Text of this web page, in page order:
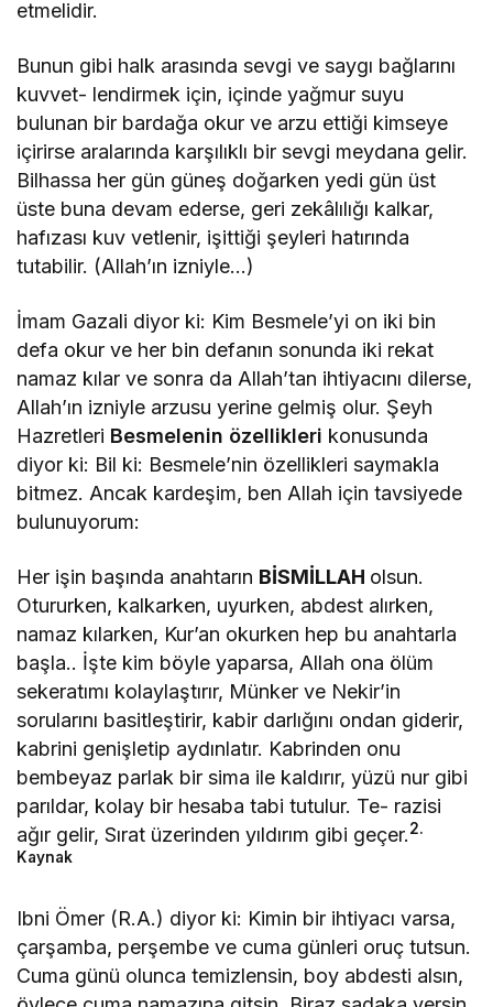
etmelidir.
Bunun gibi halk arasında sevgi ve saygı bağlarını
kuvvet- lendirmek için, içinde yağmur suyu
bulunan bir bardağa okur ve arzu ettiği kimseye
içirirse aralarında karşılıklı bir sevgi meydana gelir.
Bilhassa her gün güneş doğarken yedi gün üst
üste buna devam ederse, geri zekâlılığı kalkar,
hafızası kuv vetlenir, işittiği şeyleri hatırında
tutabilir. (Allah’ın izniyle…)
İmam Gazali diyor ki: Kim Besmele’yi on iki bin
defa okur ve her bin defanın sonunda iki rekat
namaz kılar ve sonra da Allah’tan ihtiyacını dilerse,
Allah’ın izniyle arzusu yerine gelmiş olur. Şeyh
Hazretleri Besmelenin özellikleri konusunda
diyor ki: Bil ki: Besmele’nin özellikleri saymakla
bitmez. Ancak kardeşim, ben Allah için tavsiyede
bulunuyorum:
Her işin başında anahtarın BİSMİLLAH olsun.
Otururken, kalkarken, uyurken, abdest alırken,
namaz kılarken, Kur’an okurken hep bu anahtarla
başla.. İşte kim böyle yaparsa, Allah ona ölüm
sekeratımı kolaylaştırır, Münker ve Nekir’in
sorularını basitleştirir, kabir darlığını ondan giderir,
kabrini genişletip aydınlatır. Kabrinden onu
bembeyaz parlak bir sima ile kaldırır, yüzü nur gibi
parıldar, kolay bir hesaba tabi tutulur. Te- razisi
ağır gelir, Sırat üzerinden yıldırım gibi geçer.2.
Kaynak
Ibni Ömer (R.A.) diyor ki: Kimin bir ihtiyacı varsa,
çarşamba, perşembe ve cuma günleri oruç tutsun.
Cuma günü olunca temizlensin, boy abdesti alsın,